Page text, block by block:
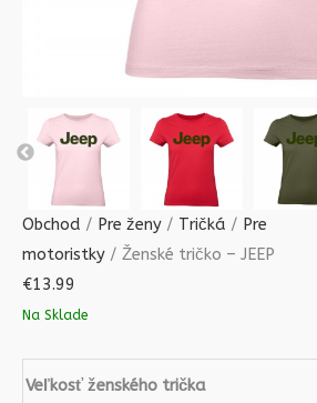
Obchod / Pre ženy / Tričká / Pre
motoristky / Ženské tričko – JEEP
€13.99
Na Sklade
Veľkosť ženského trička